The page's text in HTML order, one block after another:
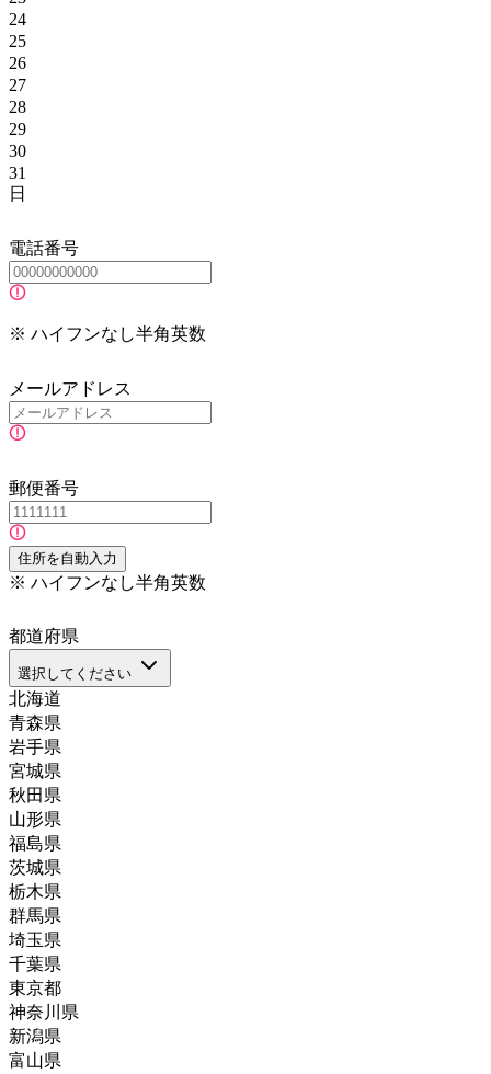
24
25
26
27
28
29
30
31
日
電話番号
※ ハイフンなし半角英数
メールアドレス
郵便番号
住所を自動入力
※ ハイフンなし半角英数
都道府県
選択してください
北海道
青森県
岩手県
宮城県
秋田県
山形県
福島県
茨城県
栃木県
群馬県
埼玉県
千葉県
東京都
神奈川県
新潟県
富山県